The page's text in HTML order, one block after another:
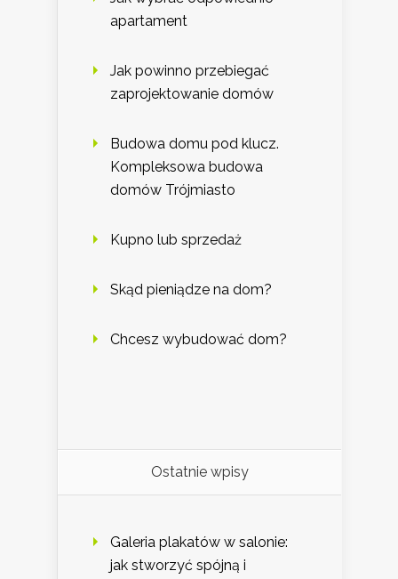
apartament
Jak powinno przebiegać
zaprojektowanie domów
Budowa domu pod klucz.
Kompleksowa budowa
domów Trójmiasto
Kupno lub sprzedaż
Skąd pieniądze na dom?
Chcesz wybudować dom?
Ostatnie wpisy
Galeria plakatów w salonie:
jak stworzyć spójną i